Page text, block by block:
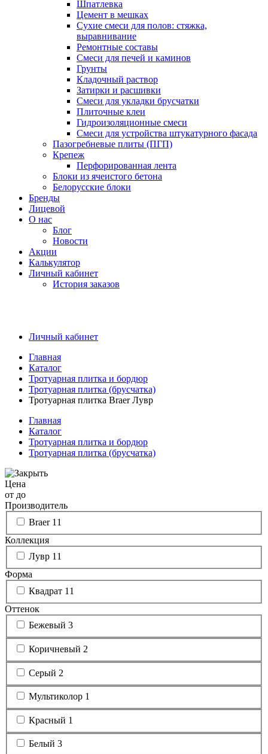
Шпатлевка
Цемент в мешках
Сухие смеси для полов: стяжка,
выравнивание
Ремонтные составы
Смеси для печей и каминов
Грунты
Кладочный раствор
Затирки и расшивки
Смеси для укладки брусчатки
Плиточные клеи
Гидроизоляционные смеси
Смеси для устройства штукатурного фасада
Пазогребневые плиты (ПГП)
Крепеж
Перфорированная лента
Блоки из ячеистого бетона
Белорусские блоки
Бренды
Лицевой
О нас
Блог
Новости
Акции
Калькулятор
Личный кабинет
История заказов
Личный кабинет
Главная
Каталог
Тротуарная плитка и бордюр
Тротуарная плитка (брусчатка)
Тротуарная плитка Braer Лувр
Главная
Каталог
Тротуарная плитка и бордюр
Тротуарная плитка (брусчатка)
Цена
от до
Производитель
Braer 11
Коллекция
Лувр 11
Форма
Квадрат 11
Оттенок
Бежевый 3
Коричневый 2
Серый 2
Мультиколор 1
Красный 1
Белый 3